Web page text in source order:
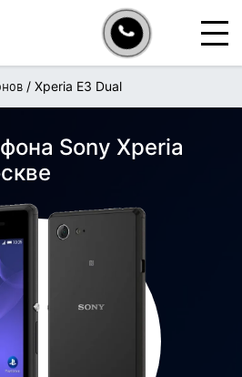
/ Xperia E3 Dual
Sony Xperia